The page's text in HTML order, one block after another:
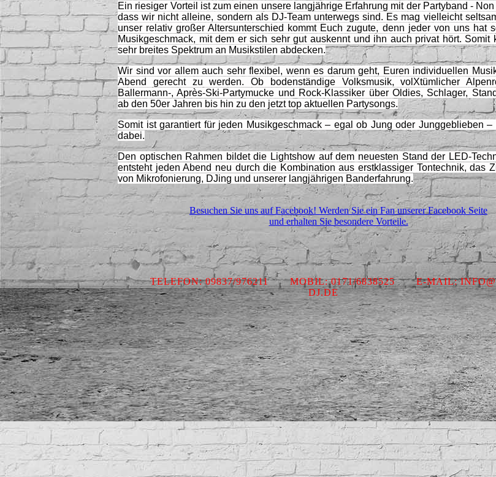
Ein riesiger Vorteil ist zum einen unsere langjährige Erfahrung mit der Partyband -
dass wir nicht alleine, sondern als DJ-Team unterwegs sind. Es mag vielleicht
unser relativ großer Altersunterschied kommt Euch zugute, denn jeder von uns hat
Musikgeschmack, mit dem er sich sehr gut auskennt und ihn auch privat hört. Somit
sehr breites Spektrum an Musikstilen abdecken.
Wir sind vor allem auch sehr flexibel, wenn es darum geht, Euren individuellen
Abend gerecht zu werden. Ob bodenständige Volksmusik, volXtümlicher
Ballermann-, Après-Ski-Partymucke und Rock-Klassiker über Oldies, Schlager,
ab den 50er Jahren bis hin zu den jetzt top aktuellen Partysongs.
Somit ist garantiert für jeden Musikgeschmack – egal ob Jung oder Junggeblieben –
dabei.
Den optischen Rahmen bildet die Lightshow auf dem neuesten Stand der LED-
entsteht jeden Abend neu durch die Kombination aus erstklassiger Tontechnik, das
von Mikrofonierung, DJing und unserer langjährigen Banderfahrung.
Besuchen Sie uns auf Facebook! Werden Sie ein Fan unserer Facebook Seite
und erhalten Sie besondere Vorteile.
TELEFON: 09837/976211 MOBIL: 0171/6838525 E-MAIL:
DJ.DE